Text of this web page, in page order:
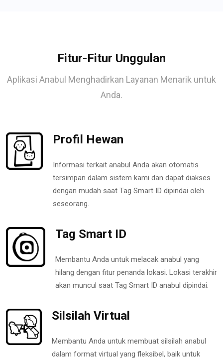
Fitur-Fitur Unggulan
Aplikasi Anabul Menghadirkan Layanan Menarik untuk
Anda.
Profil Hewan
Informasi terkait anabul Anda akan otomatis
tersimpan dalam sistem kami dan dapat diakses
dengan mudah saat Tag Smart ID dipindai oleh
seseorang.
Tag Smart ID
Membantu Anda untuk melacak anabul yang
hilang dengan fitur penanda lokasi. Lokasi terakhir
akan muncul saat Tag Smart ID anabul dipindai.
Silsilah Virtual
Membantu Anda untuk membuat silsilah anabul
dalam format virtual yang fleksibel, baik untuk